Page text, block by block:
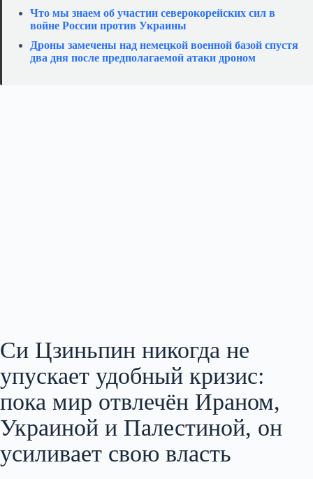
Что мы знаем об участии северокорейских сил в
войне России против Украины
Дроны замечены над немецкой военной базой спустя
два дня после предполагаемой атаки дроном
Си Цзиньпин никогда не
упускает удобный кризис:
пока мир отвлечён Ираном,
Украиной и Палестиной, он
усиливает свою власть